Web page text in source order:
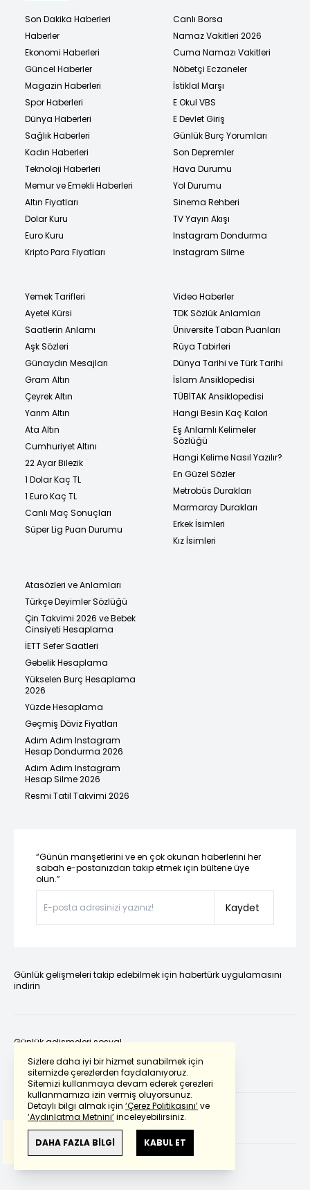
Sizlere daha iyi bir hizmet sunabilmek için
sitemizde çerezlerden faydalanıyoruz.
Sitemizi kullanmaya devam ederek çerezleri
kullanmamıza izin vermiş oluyorsunuz.
Detaylı bilgi almak için ‘Çerez Politikasını’ve
‘Aydınlatma Metnini’inceleyebilirsiniz.
DAHA FAZLA BİLGİ KABUL ET
Son Dakika Haberleri
Haberler
Ekonomi Haberleri
Güncel Haberler
Magazin Haberleri
Spor Haberleri
Dünya Haberleri
Sağlık Haberleri
Kadın Haberleri
Teknoloji Haberleri
Memur ve Emekli Haberleri
Altın Fiyatları
Dolar Kuru
Euro Kuru
Kripto Para Fiyatları
Canlı Borsa
Namaz Vakitleri 2026
Cuma Namazı Vakitleri
Nöbetçi Eczaneler
İstiklal Marşı
E Okul VBS
E Devlet Giriş
Günlük Burç Yorumları
Son Depremler
Hava Durumu
Yol Durumu
Sinema Rehberi
TV Yayın Akışı
Instagram Dondurma
Instagram Silme
Yemek Tarifleri
Ayetel Kürsi
Saatlerin Anlamı
Aşk Sözleri
Günaydın Mesajları
Gram Altın
Çeyrek Altın
Yarım Altın
Ata Altın
Cumhuriyet Altını
22 Ayar Bilezik
1 Dolar Kaç TL
1 Euro Kaç TL
Canlı Maç Sonuçları
Süper Lig Puan Durumu
Video Haberler
TDK Sözlük Anlamları
Üniversite Taban Puanları
Rüya Tabirleri
Dünya Tarihi ve Türk Tarihi
İslam Ansiklopedisi
TÜBİTAK Ansiklopedisi
Hangi Besin Kaç Kalori
Eş Anlamlı Kelimeler
Sözlüğü
Hangi Kelime Nasıl Yazılır?
En Güzel Sözler
Metrobüs Durakları
Marmaray Durakları
Erkek İsimleri
Kız İsimleri
Atasözleri ve Anlamları
Türkçe Deyimler Sözlüğü
Çin Takvimi 2026 ve Bebek
Cinsiyeti Hesaplama
İETT Sefer Saatleri
Gebelik Hesaplama
Yükselen Burç Hesaplama
2026
Yüzde Hesaplama
Geçmiş Döviz Fiyatları
Adım Adım Instagram
Hesap Dondurma 2026
Adım Adım Instagram
Hesap Silme 2026
Resmi Tatil Takvimi 2026
“Günün manşetlerini ve en çok okunan haberlerini her
sabah e-postanızdan takip etmek için bültene üye
olun.”
Kaydet
Günlük gelişmeleri takip edebilmek için habertürk uygulamasını
indirin
Günlük gelişmeleri sosyal
edebilirsiniz.
Powered by Translate
Bu çevirideGoogle Transletekullanılmıştır.
Anlam ve çeviri hatalarından
haberturk.com
sorumlu değildir.